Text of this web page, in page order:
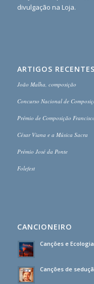
divulgação na Loja.
ARTIGOS RECENTES
João Malha, composição
Concurso Nacional de
Prémio de Composição
César Viana e a Música Sacra
Prémio José da Ponte
Folefest
CANCIONEIRO
Canções e Ecologia
Canções de